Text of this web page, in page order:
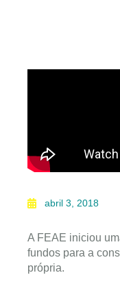
abril 3, 2018
A FEAE iniciou
fundos para a
própria.